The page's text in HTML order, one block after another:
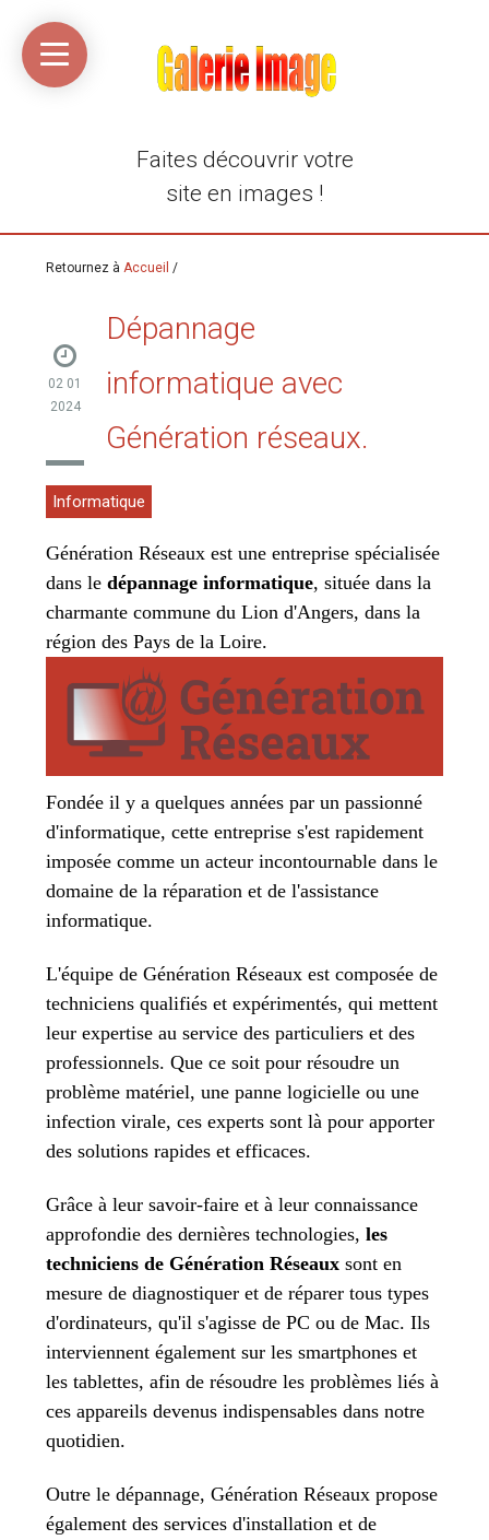
Accueil
Média
libre
Linkinaz
Katomi
compte
Twitter
@Ortegeek
compte
Flickr
Faites découvrir votre
site en images !
Retournez àAccueil /
02 01
2024
Dépannage
informatique avec
Génération réseaux.
Informatique
Génération Réseaux est une entreprise spécialisée
dans ledépannage informatique, située dans la
charmante commune du Lion d'Angers, dans la
région des Pays de la Loire.
Fondée il ya quelques années par un passionné
d'informatique, cette entreprise s'est rapidement
imposée comme un acteur incontournable dans le
domaine de la réparation et de l'assistance
informatique.
L'équipe de Génération Réseaux est composée de
techniciens qualifiés et expérimentés, qui mettent
leur expertise au service des particuliers et des
professionnels. Que ce soit pour résoudre un
problème matériel, une panne logicielle ou une
infection virale, ces experts sont là pour apporter
des solutions rapides et efficaces.
Grâce à leur savoir-faire et à leur connaissance
approfondie des dernières technologies,les
techniciens de Génération Réseaux sont en
mesure de diagnostiquer et de réparer tous types
d'ordinateurs, qu'il s'agisse de PC ou de Mac. Ils
interviennent également sur les smartphones et
les tablettes, afin de résoudre les problèmes liés à
ces appareils devenus indispensablesdans notre
quotidien.
Outre le dépannage, Génération Réseaux propose
également des services d'installation et de